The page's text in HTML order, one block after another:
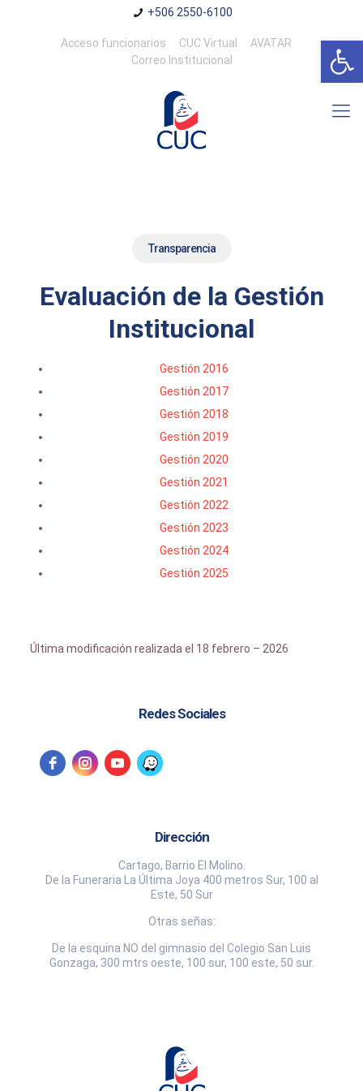
Abrir
+506 2550-6100
Acceso funcionarios CUC Virtual
AVATAR
Correo Institucional
Transparencia
Evaluación de la Gestión
Institucional
Gestión 2016
Gestión 2017
Gestión 2018
Gestión 2019
Gestión 2020
Gestión 2021
Gestión 2022
Gestión 2023
Gestión 2024
Gestión 2025
Última modificación realizada el 18 febrero – 2026
Redes Sociales
Dirección
Cartago, Barrio El Molino.
De la Funeraria La Última Joya 400 metros Sur, 100 al
Este, 50 Sur
Otras señas:
De la esquina NO del gimnasio del Colegio San Luis
Gonzaga, 300 mtrs oeste, 100 sur, 100 este, 50 sur.